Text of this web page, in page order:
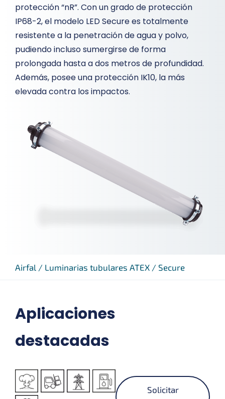
protección “nR”. Con un grado de protección
IP68-2, el modelo LED Secure es totalmente
resistente a la penetración de agua y polvo,
pudiendo incluso sumergirse de forma
prolongada hasta a dos metros de profundidad.
Además, posee una protección IK10, la más
elevada contra los impactos.
Airfal / Luminarias tubulares ATEX / Secure
Aplicaciones
destacadas
Solicitar